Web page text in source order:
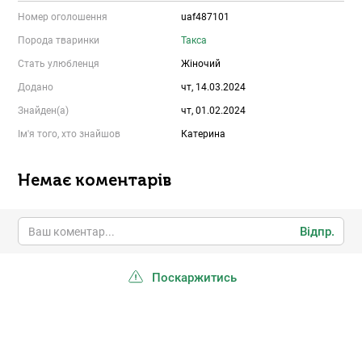
Номер оголошення uaf487101
Порода тваринки Такса
Стать улюбленця Жіночий
Додано чт, 14.03.2024
Знайден(а) чт, 01.02.2024
Ім'я того, хто знайшов Катерина
Немає коментарів
Відпр.
Поскаржитись